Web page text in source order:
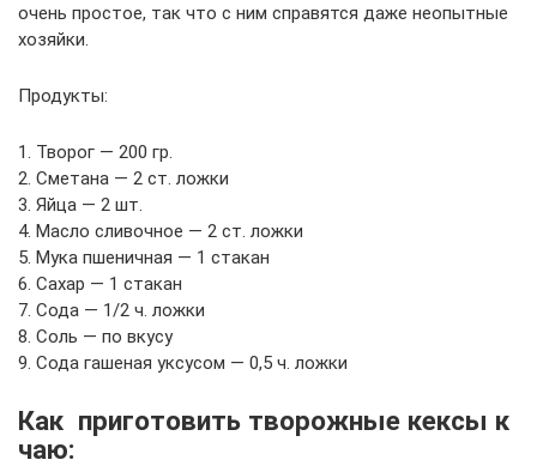
очень простое, так что с ним справятся даже неопытные
хозяйки.
Продукты:
1. Творог — 200 гр.
2. Сметана — 2 ст. ложки
3. Яйца — 2 шт.
4. Масло сливочное — 2 ст. ложки
5. Мука пшеничная — 1 стакан
6. Сахар — 1 стакан
7. Сода — 1/2 ч. ложки
8. Соль — по вкусу
9. Сода гашеная уксусом — 0,5 ч. ложки
Как приготовить творожные кексы к
чаю: